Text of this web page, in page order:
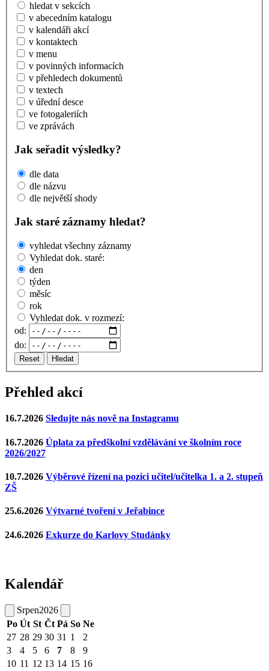
hledat v sekcích
v abecedním katalogu
v kalendáři akcí
v kontaktech
v menu
v povinných informacích
v přehledech dokumentů
v textech
v úřední desce
ve fotogaleriích
ve zprávách
Jak seřadit výsledky?
dle data
dle názvu
dle největší shody
Jak staré záznamy hledat?
vyhledat všechny záznamy
Vyhledat dok. staré:
den
týden
měsíc
rok
Vyhledat dok. v rozmezí:
od:
do:
Reset Hledat
Přehled akcí
16.7.2026 Sledujte nás nově na Instagramu
16.7.2026 Úplata za předškolní vzdělávání ve školním roce
2026/2027
10.7.2026 Výběrové řízení na pozici učitel/učitelka 1. a 2. stupeň
ZŠ
25.6.2026 Výtvarné tvoření v Jeřabince
24.6.2026 Exkurze do Karlovy Studánky
Kalendář
Srpen2026
Po Út St Čt Pá So Ne
27 28 29 30 31 1
2
3
4 5 6 7 8
9
10 11 12 13 14 15 16